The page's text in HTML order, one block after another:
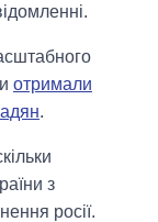
отримали
.
з
росії.